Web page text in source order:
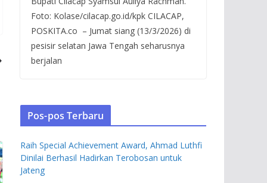
Foto: Kolase/cilacap.go.id/kpk CILACAP,
POSKITA.co – Jumat siang (13/3/2026) di
pesisir selatan Jawa Tengah seharusnya
berjalan
Pos-pos Terbaru
Raih Special Achievement Award, Ahmad Luthfi
Dinilai Berhasil Hadirkan Terobosan untuk
Jateng